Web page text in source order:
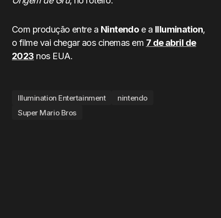
Com produção entre a Nintendoe a Illumination,
o filme vai chegar aos cinemas em 7 de abril de
2023 nos EUA.
Illumination Entertainment
nintendo
Super Mario Bros